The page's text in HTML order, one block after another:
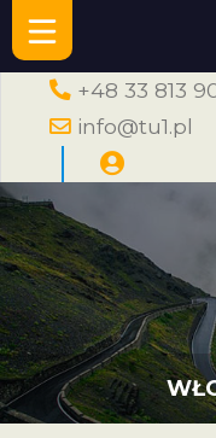
+48 33 813
info@tu1.pl